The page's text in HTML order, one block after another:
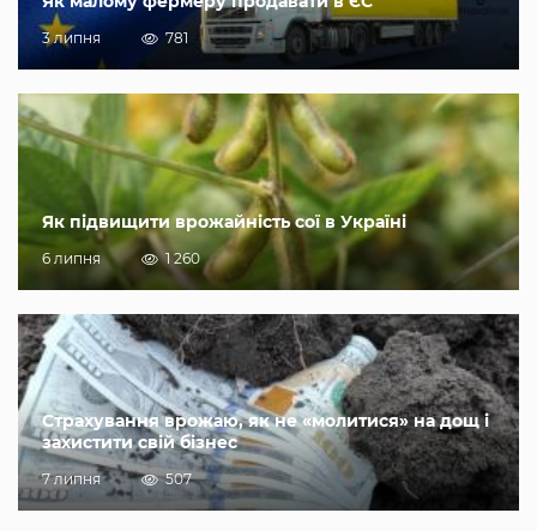
3 липня 781
Як підвищити врожайність сої в Україні
6 липня 1 260
Страхування врожаю, як не «молитися» на дощ і
захистити свій бізнес
7 липня 507